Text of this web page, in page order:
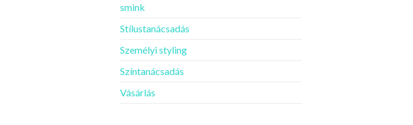
smink
Stílustanácsadás
Személyi styling
Színtanácsadás
Vásárlás